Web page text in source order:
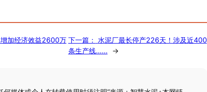
加经济效益2600万 下一篇： 水泥厂最长停产226天！涉及近400
条生产线……
→